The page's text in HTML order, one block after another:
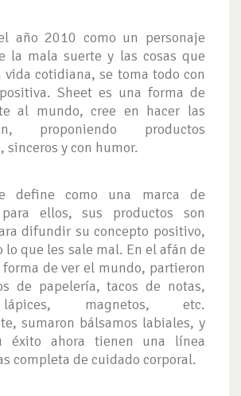
año 2010 como un personaje
la mala suerte y las cosas que
vida cotidiana, se toma todo con
Sheet es una forma de
al mundo, cree en hacer las
proponiendo productos
sinceros y con humor.
define como una marca de
para ellos, sus productos son
difundir su concepto positivo,
lo que les sale mal. En el afán de
de ver el mundo, partieron
de papelería, tacos de notas,
magnetos, etc.
sumaron bálsamos labiales, y
éxito ahora tienen una línea
completa de cuidado corporal.